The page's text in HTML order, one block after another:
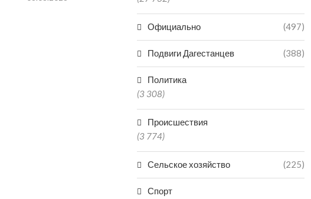
VR-ТЕХНОЛОГИИ
ЗАРАБОТАЛИ В КРЕПОСТИ
06.08.2026
ДАГЕСТАН
Официально (497)
Подвиги Дагестанцев (388)
Политика
(3 308)
Происшествия
(3 774)
Сельское хозяйство (225)
Спорт